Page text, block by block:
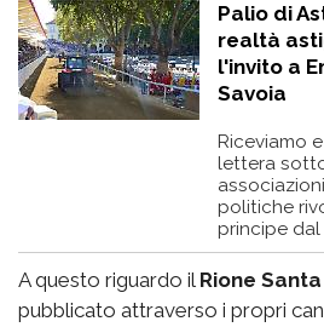
Palio di
realtà
l'invito a
Savoia
Riceviamo
lettera
politiche
principe dal
A questo riguardo il Rione
pubblicato attraverso i propri